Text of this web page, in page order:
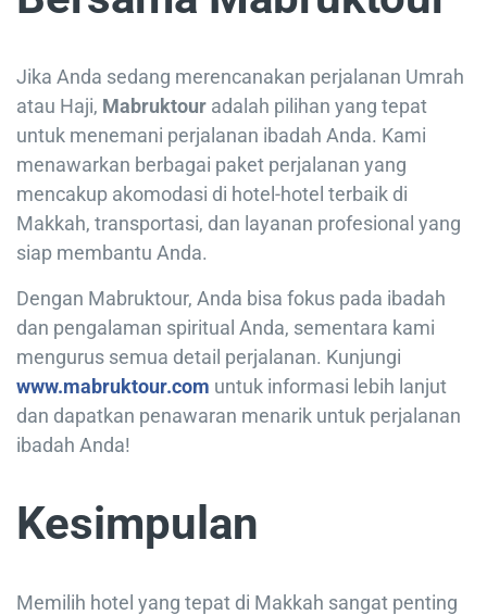
Jika Anda sedang merencanakan perjalanan Umrah
atau Haji, Mabruktour adalah pilihan yang tepat
untuk menemani perjalanan ibadah Anda. Kami
menawarkan berbagai paket perjalanan yang
mencakup akomodasi di hotel-hotel terbaik di
Makkah, transportasi, dan layanan profesional yang
siap membantu Anda.
Dengan Mabruktour, Anda bisa fokus pada ibadah
dan pengalaman spiritual Anda, sementara kami
mengurus semua detail perjalanan. Kunjungi
www.mabruktour.com untuk informasi lebih lanjut
dan dapatkan penawaran menarik untuk perjalanan
ibadah Anda!
Kesimpulan
Memilih hotel yang tepat di Makkah sangat penting